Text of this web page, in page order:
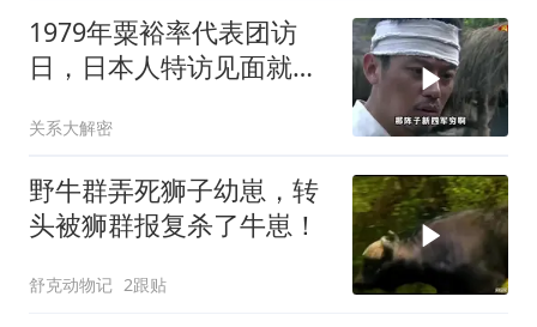
1979年粟裕率代表团访
日，日本人特访见面就喊
关系大解密
野牛群弄死狮子幼崽，转
头被狮群报复杀了牛崽！
舒克动物记 2跟贴